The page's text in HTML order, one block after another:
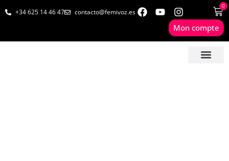
+34 625 14 46 47 contacto@femivoz.es
0
Mon compte